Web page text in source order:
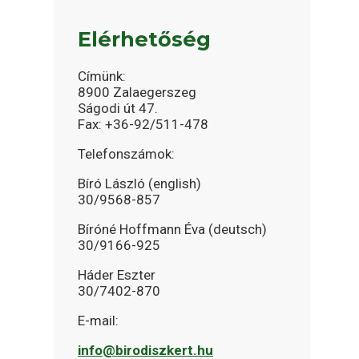
Elérhetőség
Címünk:
8900 Zalaegerszeg
Ságodi út 47.
Fax: +36-92/511-478
Telefonszámok:
Bíró László (english)
30/9568-857
Bíróné Hoffmann Éva (deutsch)
30/9166-925
Háder Eszter
30/7402-870
E-mail:
info@birodiszkert.hu